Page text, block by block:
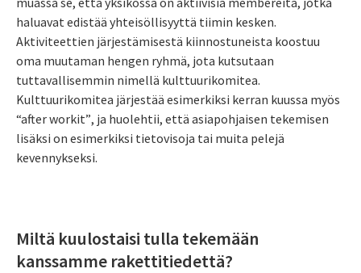
haluavat edistää yhteisöllisyyttä tiimin kesken.
Aktiviteettien järjestämisestä kiinnostuneista koostuu
oma muutaman hengen ryhmä, jota kutsutaan
tuttavallisemmin nimellä kulttuurikomitea.
Kulttuurikomitea järjestää esimerkiksi kerran kuussa myös
“after workit”, ja huolehtii, että asiapohjaisen tekemisen
lisäksi on esimerkiksi tietovisoja tai muita pelejä
kevennykseksi.
Miltä kuulostaisi tulla tekemään
kanssamme rakettitiedettä?